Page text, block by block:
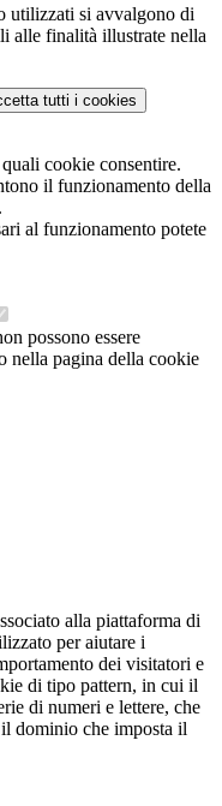
utilizzati si avvalgono di
alle finalità illustrate nella
tutti i cookies
cookie consentire.
il funzionamento della
al funzionamento potete
possono essere
nella pagina della cookie
alla piattaforma di
per aiutare i
dei visitatori e
di tipo pattern, in cui il
di numeri e lettere, che
dominio che imposta il